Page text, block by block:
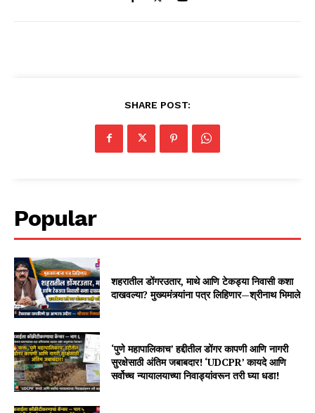
SHARE POST:
Popular
शहरातील डोंगरउतार, माथे आणि टेकड्या निवासी कशा
दाखवल्या? मुख्यमंत्र्यांना पत्र लिहिणार—श्रीनाथ भिमाले
‘पुणे महापालिकाच’ हद्दीतील डोंगर कापणी आणि नागरी
सुरक्षेसाठी अंतिम जबाबदार! ‘UDCPR’ कायदे आणि
सर्वोच्च न्यायालयाच्या निवाड्यांवरून तरी घ्या धडा!